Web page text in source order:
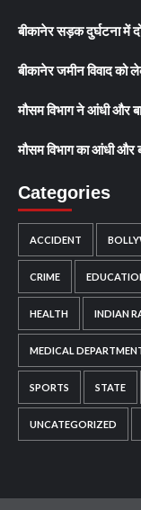
बीकानेर सड़क दुर्घटना में
बीकानेर जमीन विवाद को
मौसम विभाग ने आंधी और
मौसम विभाग का आंधी और
Categories
ACCIDENT
CRIME
HEALTH INDIAN
MEDICAL
SPORTS STATE
UNCATEGORIZED